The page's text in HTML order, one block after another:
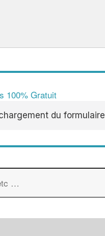
100% Gratuit
du formulaire